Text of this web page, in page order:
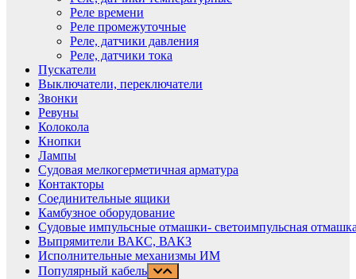
Реле времени
Реле промежуточные
Реле, датчики давления
Реле, датчики тока
Пускатели
Выключатели, переключатели
Звонки
Ревуны
Колокола
Кнопки
Лампы
Судовая мелкогерметичная арматура
Контакторы
Соединительные ящики
Камбузное оборудование
Судовые импульсные отмашки- светоимпульсная
Выпрямители ВАКС, ВАКЗ
Исполнительные механизмы ИМ
Популярный кабель